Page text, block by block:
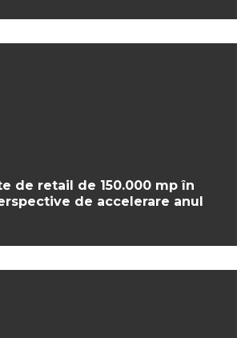
de retail de 150.000 mp în
de accelerare anul